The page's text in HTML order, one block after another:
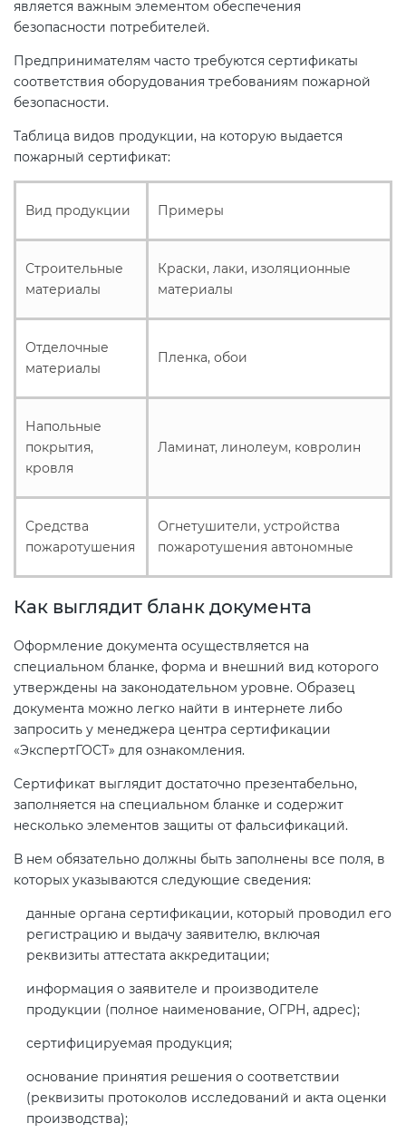
является важным элементом обеспечения
безопасности потребителей.
Предпринимателям часто требуются сертификаты
соответствия оборудования требованиям пожарной
безопасности.
Таблица видов продукции, на которую выдается
пожарный сертификат:
Вид продукции Примеры
Строительные
материалы
Краски, лаки, изоляционные
материалы
Отделочные
материалы
Пленка, обои
Напольные
покрытия,
кровля
Ламинат, линолеум, ковролин
Средства
пожаротушения
Огнетушители, устройства
пожаротушения автономные
Как выглядит бланк документа
Оформление документа осуществляется на
специальном бланке, форма и внешний вид которого
утверждены на законодательном уровне. Образец
документа можно легко найти в интернете либо
запросить у менеджера центра сертификации
«ЭкспертГОСТ» для ознакомления.
Сертификат выглядит достаточно презентабельно,
заполняется на специальном бланке и содержит
несколько элементов защиты от фальсификаций.
В нем обязательно должны быть заполнены все поля, в
которых указываются следующие сведения:
данные органа сертификации, который проводил его
регистрацию и выдачу заявителю, включая
реквизиты аттестата аккредитации;
информация о заявителе и производителе
продукции (полное наименование, ОГРН, адрес);
сертифицируемая продукция;
основание принятия решения о соответствии
(реквизиты протоколов исследований и акта оценки
производства);